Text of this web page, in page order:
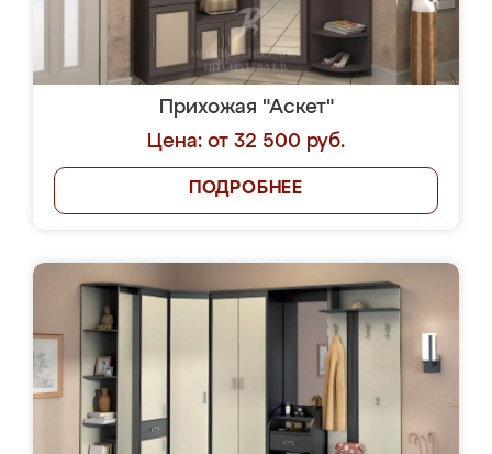
Прихожая "Аскет"
Цена: от 32 500 руб.
ПОДРОБНЕЕ